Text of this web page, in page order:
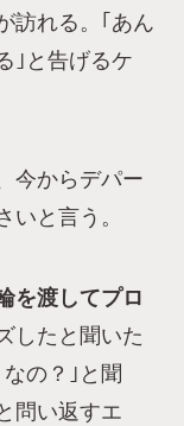
訪れる。｢あん
｣と告げるケ
今からデパー
いと言う。
を渡してプロ
したと聞いた
の？｣と聞
問い返すエ